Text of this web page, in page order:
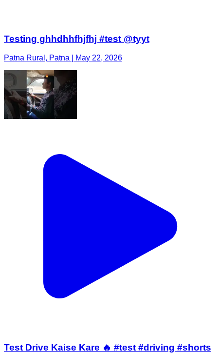
Testing ghhdhhfhjfhj #test @tyyt
Patna Rural, Patna | May 22, 2026
Test Drive Kaise Kare 🔥 #test #driving #shorts